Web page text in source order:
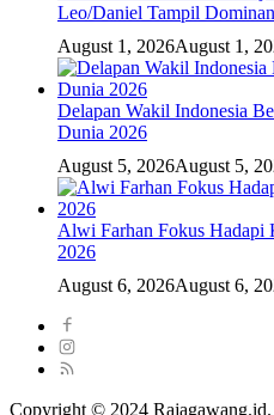
Leo/Daniel Tampil Dominan
August 1, 2026August 1,
Delapan Wakil Indonesia
Dunia 2026
August 5, 2026August 5,
Alwi Farhan Fokus Hadapi
2026
August 6, 2026August 6,
Copyright © 2024